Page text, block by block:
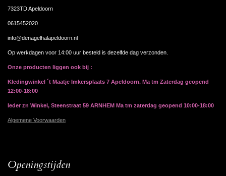
7323TD Apeldoorn
0615452020
info@denagelhalapeldoorn.nl
Op werkdagen voor 14:00 uur besteld is dezelfde dag verzonden.
Onze producten liggen ook bij :
Kledingwinkel ´t Maatje Imkersplaats 7 Apeldoorn. Ma tm Zaterdag geopend
12:00-18:00
Ieder zn Winkel, Steenstraat 59 ARNHEM Ma tm zaterdag geopend 10:00-18:00
Algemene Voorwaarden
Openingstijden